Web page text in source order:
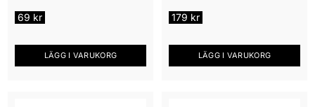
69 kr
LÄGG I VARUKORG
179 kr
LÄGG I VARUKORG